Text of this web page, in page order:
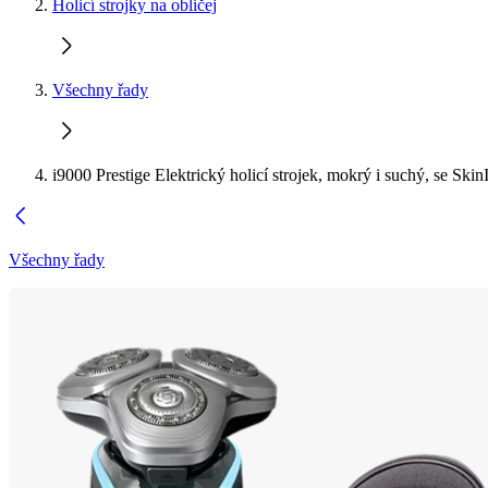
Holicí strojky na obličej
Všechny řady
i9000 Prestige Elektrický holicí strojek, mokrý i suchý, se
Všechny řady